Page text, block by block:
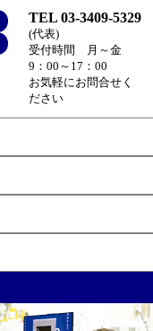
TEL 03-3409-5329
(代表)
受付時間 月～金
9：00～17：00
お気軽にお問合せく
ださい